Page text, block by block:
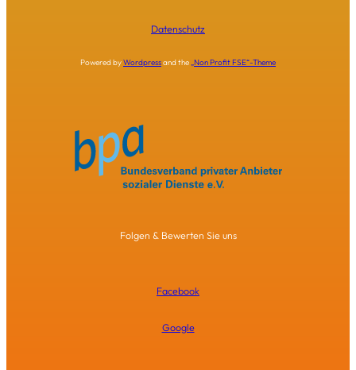
Datenschutz
Powered byWordpressand the „Non Profit FSE“-Theme
Folgen & Bewerten Sie uns
Facebook
Google